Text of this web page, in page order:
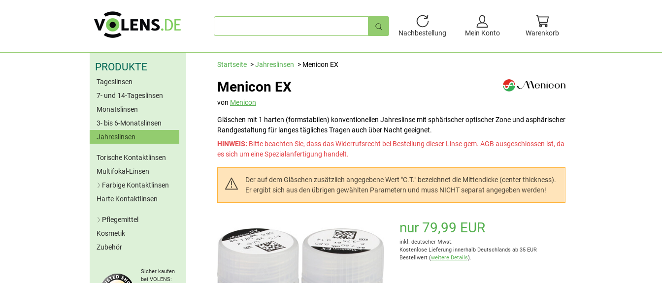
Schnellsuche
Nachbestellung
Mein Konto Warenkorb
PRODUKTE
Tageslinsen
7- und 14-Tageslinsen
Monatslinsen
3- bis 6-Monatslinsen
Jahreslinsen
Torische Kontaktlinsen
Multifokal-Linsen
Farbige Kontaktlinsen
Blaue Kontaktlinsen
Graue Kontaktlinsen
Torische Farblinsen
Harte Kontaktlinsen
Pflegemittel
All-in-One-Lösungen
Peroxid-Systeme
Kochsalzlösungen
Kosmetik
Zubehör
Sicher kaufen
bei VOLENS:
Startseite Jahreslinsen Menicon EX
Menicon EX
von Menicon
Gläschen mit 1 harten (formstabilen) konventionellen Jahreslinse mit sphärischer optischer Zone und asphärischer
Randgestaltung für langes tägliches Tragen auch über Nacht geeignet.
HINWEIS: Bitte beachten Sie, dass das Widerrufsrecht bei Bestellung dieser Linse gem. AGB ausgeschlossen ist, da
es sich um eine Spezialanfertigung handelt.
Der auf dem Gläschen zusätzlich angegebene Wert "C.T." bezeichnet die Mittendicke (center thickness).
Er ergibt sich aus den übrigen gewählten Parametern und muss NICHT separat angegeben werden!
nur 79,99 EUR
inkl. deutscher Mwst.
Kostenlose Lieferung innerhalb Deutschlands ab 35 EUR
Bestellwert (weitere Details).